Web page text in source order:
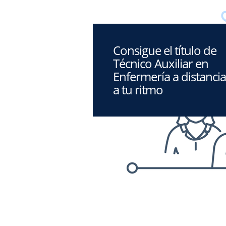
Consigue el título de
Técnico Auxiliar en
Enfermería a
a tu ritmo